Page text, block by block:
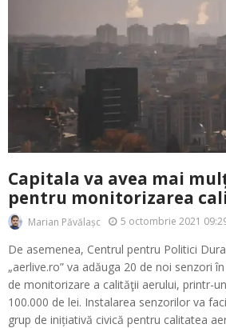
Capitala va avea mai
pentru monitorizarea
Marian Păvălașc 5 octombrie 2021
De asemenea, Centrul pentru Politici
„aerlive.ro” va adăuga 20 de noi senzori
de monitorizare a calităţii aerului, printr-
100.000 de lei. Instalarea senzorilor va
grup de inițiativă civică pentru calitatea